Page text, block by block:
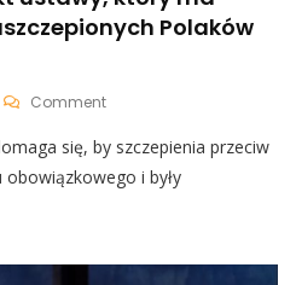
Polaków
CommentOn
Złożyła
Projekt
Ustawy,
Zmusić
się, by szczepienia przeciw
i były